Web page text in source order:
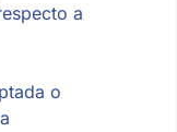
a
o